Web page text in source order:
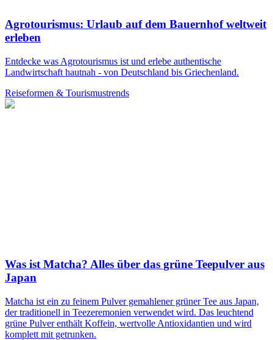
Agrotourismus: Urlaub auf dem Bauernhof weltweit
erleben
Entdecke was Agrotourismus ist und erlebe authentische
Landwirtschaft hautnah - von Deutschland bis Griechenland.
Reiseformen & Tourismustrends
Was ist Matcha? Alles über das grüne Teepulver aus
Japan
Matcha ist ein zu feinem Pulver gemahlener grüner Tee aus Japan,
der traditionell in Teezeremonien verwendet wird. Das leuchtend
grüne Pulver enthält Koffein, wertvolle Antioxidantien und wird
komplett mit getrunken.